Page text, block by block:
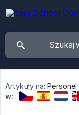
Artykuły na: Personel
w: